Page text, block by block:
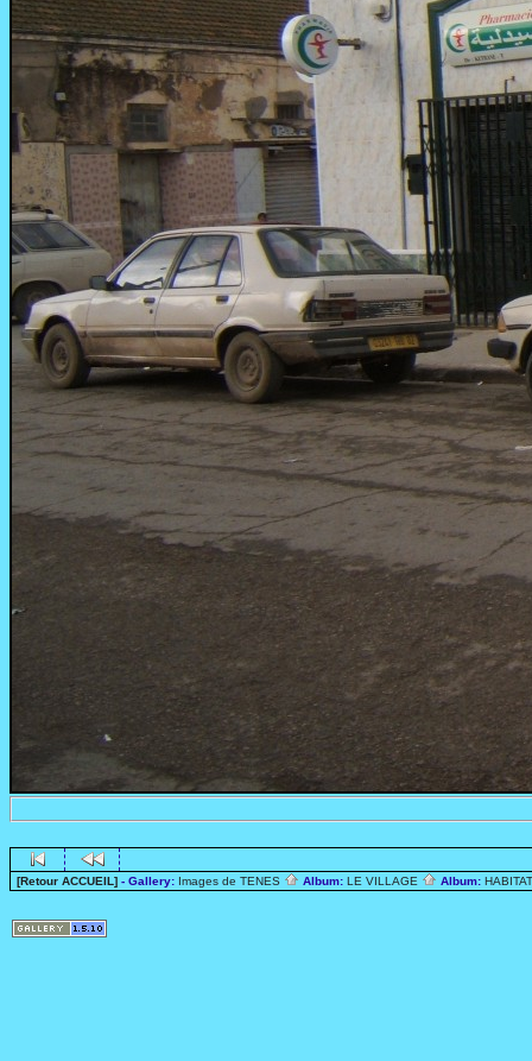
[Retour ACCUEIL] - Gallery: Images de TENES Album: LE VILLAGE Album: